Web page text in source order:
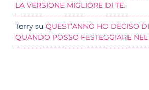
LA VERSIONE MIGLIORE DI TE.
Terry su QUEST’ANNO HO DECISO
QUANDO POSSO FESTEGGIARE NEL